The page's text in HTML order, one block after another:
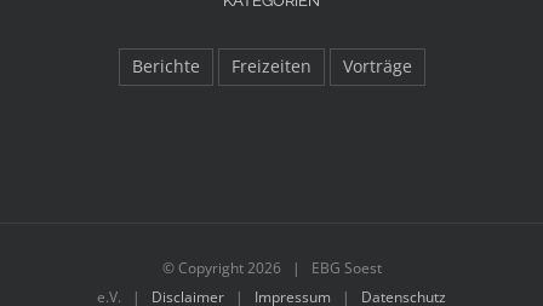
Berichte Freizeiten Vorträge
© Copyright2026 | EBG Soest
e.V. | Disclaimer | Impressum | Datenschutz